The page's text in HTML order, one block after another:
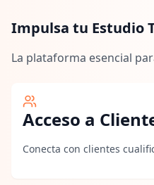
Impulsa tu Estudio
La plataforma esencial
Acceso a
Conecta con clientes